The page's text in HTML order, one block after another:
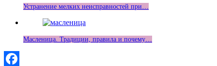
Устранение мелких неисправностей при…
Масленица. Традиции, правила и почему…